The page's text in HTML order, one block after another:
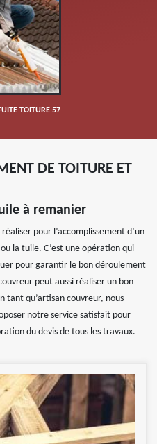
TOITURE 57
DE TOITURE ET
à remanier
pour l’accomplissement d’un
la tuile. C’est une opération qui
pour garantir le bon déroulement
peut aussi réaliser un bon
tant qu’artisan couvreur, nous
notre service satisfait pour
du devis de tous les travaux.